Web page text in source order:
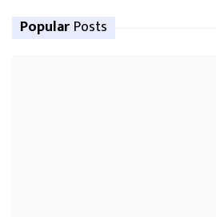
Popular Posts